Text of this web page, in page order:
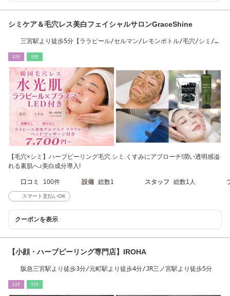
シミケア＆毛穴レス美白フェイシャルサロンGraceShine
三宮駅より徒歩5分【ララピール/セルマン/レモンボトル/毛穴/シミ/ニ
ｴｽﾃ ﾘﾗｸ
【毛穴×シミ】ハーブピーリング毛穴.シミ.くすみにアプローチ!潤い透明感溢
れる素肌へ♪美白成分導入!
口コミ 100件 設備 総数1 スタッフ 総数1人
スマート支払いOK
クーポンを表示
【小顔・ハーブピーリング専門店】IROHA
阪急三宮駅より徒歩3分/元町駅より徒歩4分/JR三ノ宮駅より徒歩5分
ｴｽﾃ ﾘﾗｸ